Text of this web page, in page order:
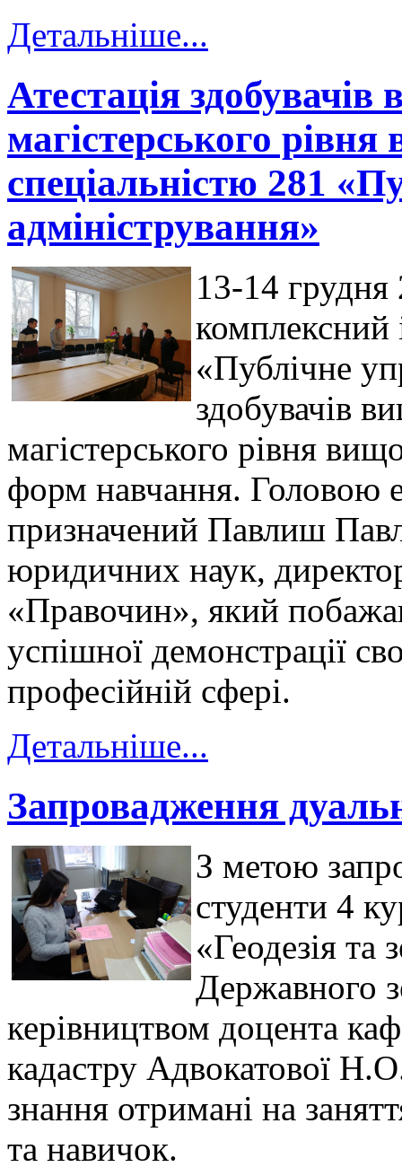
Детальніше...
Атестація здобувачів
магістерського рівня
спеціальністю 281
адміністрування»
13-14 грудня
комплексний
«Публічне
здобувачів
магістерського рівня
форм навчання. Головою
призначений Павлиш
юридичних наук,
«Правочин», який
успішної демонстрації
професійній сфері.
Детальніше...
Запровадження
З метою
студенти 4
«Геодезія та
Державного
керівництвом доцента
кадастру Адвокатової
знання отримані на
та навичок.